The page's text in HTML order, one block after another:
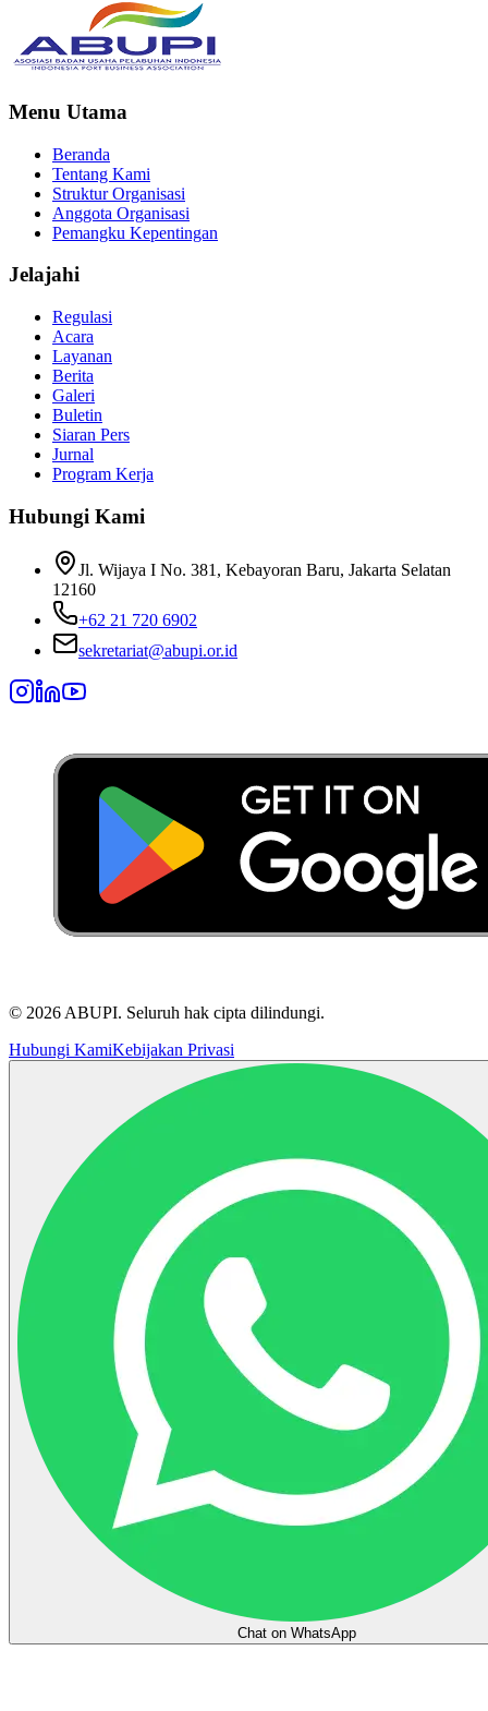
Menu Utama
Beranda
Tentang Kami
Struktur Organisasi
Anggota Organisasi
Pemangku Kepentingan
Jelajahi
Regulasi
Acara
Layanan
Berita
Galeri
Buletin
Siaran Pers
Jurnal
Program Kerja
Hubungi Kami
Jl. Wijaya I No. 381, Kebayoran Baru, Jakarta Selatan
12160
+62 21 720 6902
sekretariat@abupi.or.id
© 2026 ABUPI. Seluruh hak cipta dilindungi.
Hubungi KamiKebijakan Privasi
Chat on WhatsApp